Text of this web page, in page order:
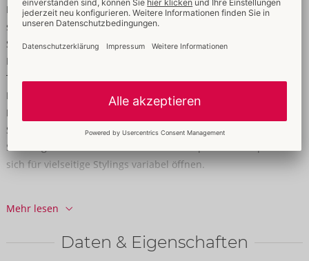
Knapp geschnittener Body von Cottelli PARTY im edlen
schwarzen Mattlook mit transparenten Netz-Einsätzen auf den
Schultern und vorne an den Beinabschlüssen. Der elastische
Material-Mix schmiegt sich weich und hautnah an für besten
Tragekomfort. Der Riostring-Style mit extra hohen
Beinausschnitten bringt Po und Beine optimal zur Geltung.
Dunkelrote Paspelierungen setzen die Silhouette in rasante
Szene. Der lange 3-Wege-Reißverschluss vorne verläuft vom
Stehkragen bis runter in den Schritt. Der praktische Zip lässt
sich für vielseitige Stylings variabel öffnen.
Mehr lesen
Daten & Eigenschaften